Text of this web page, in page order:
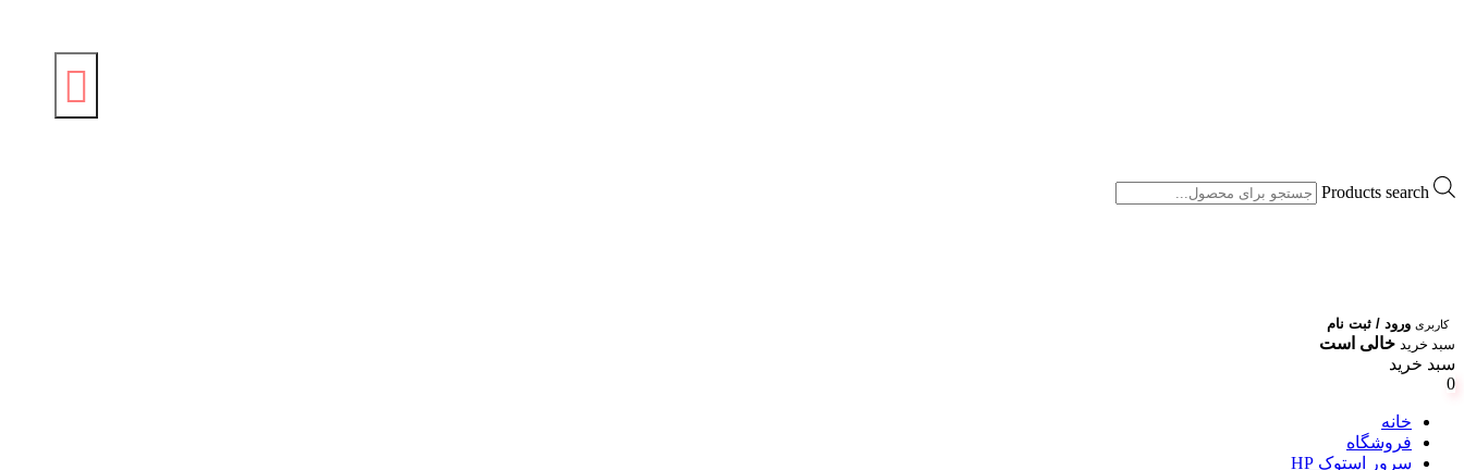
Products search
کاربری ورود / ثبت نام
سبد خرید خالی است
سبد خرید
0
خانه
فروشگاه
سرور استوک HP